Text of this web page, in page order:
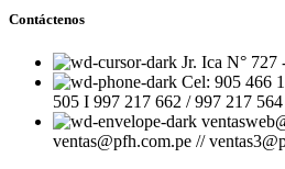
Contáctenos
Jr. Ica N° 727
Cel: 905 466
505 I 997 217 662 / 997 217 564
ventas@pfh.com.pe //